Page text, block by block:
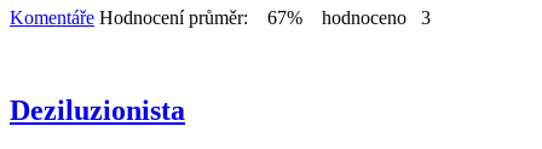
Komentáře Hodnocení průměr: 67% hodnoceno 3
Deziluzionista